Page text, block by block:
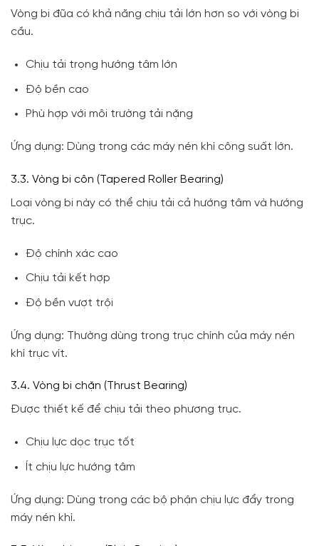
Vòng bi đũa có khả năng chịu tải lớn hơn so với vòng bi
cầu.
Chịu tải trọng hướng tâm lớn
Độ bền cao
Phù hợp với môi trường tải nặng
Ứng dụng: Dùng trong các máy nén khí công suất lớn.
3.3. Vòng bi côn (Tapered Roller Bearing)
Loại vòng bi này có thể chịu tải cả hướng tâm và hướng
trục.
Độ chính xác cao
Chịu tải kết hợp
Độ bền vượt trội
Ứng dụng: Thường dùng trong trục chính của máy nén
khí trục vít.
3.4. Vòng bi chặn (Thrust Bearing)
Được thiết kế để chịu tải theo phương trục.
Chịu lực dọc trục tốt
Ít chịu lực hướng tâm
Ứng dụng: Dùng trong các bộ phận chịu lực đẩy trong
máy nén khí.